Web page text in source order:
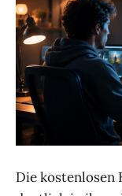
Die kostenlosen